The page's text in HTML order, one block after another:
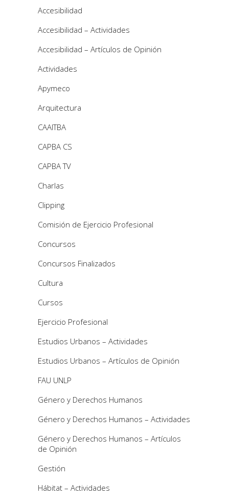
Accesibilidad
Accesibilidad – Actividades
Accesibilidad – Artículos de Opinión
Actividades
Apymeco
Arquitectura
CAAITBA
CAPBA CS
CAPBA TV
Charlas
Clipping
Comisión de Ejercicio Profesional
Concursos
Concursos Finalizados
Cultura
Cursos
Ejercicio Profesional
Estudios Urbanos – Actividades
Estudios Urbanos – Artículos de Opinión
FAU UNLP
Género y Derechos Humanos
Género y Derechos Humanos – Actividades
Género y Derechos Humanos – Artículos
de Opinión
Gestión
Hábitat – Actividades